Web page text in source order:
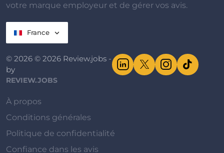
votre marque employeur et de gérer vos avis.
France
© 2026 © 2026 Review.jobs -
by
REVIEW.JOBS
À propos
Conditions générales
Politique de confidentialité
Confiance dans les avis